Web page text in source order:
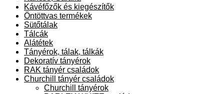
Kávéfőzők és kiegészítők
Öntöttvas termékek
Sütőtálak
Tálcák
Alátétek
Tányérok, tálak, tálkák
Dekoratív tányérok
RAK tányér családok
Churchill tányér családok
Churchill tányérok